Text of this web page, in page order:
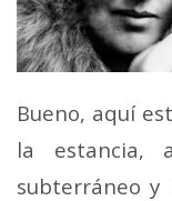
Bueno, aquí
la estancia,
subterráneo y